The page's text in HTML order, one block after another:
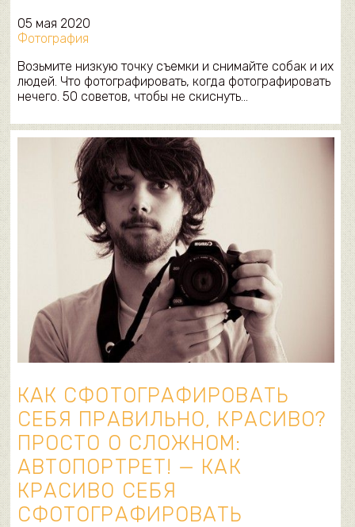
05 мая 2020
Фотография
Возьмите низкую точку съемки и снимайте собак и их
людей. Что фотографировать, когда фотографировать
нечего. 50 советов, чтобы не скиснуть…
КАК СФОТОГРАФИРОВАТЬ
СЕБЯ ПРАВИЛЬНО, КРАСИВО?
ПРОСТО О СЛОЖНОМ:
АВТОПОРТРЕТ! — КАК
КРАСИВО СЕБЯ
СФОТОГРАФИРОВАТЬ